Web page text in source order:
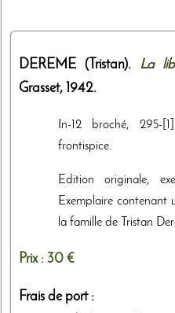
DEREME (Tristan). La
Grasset, 1942.
In-12 broché,
frontispice.
Edition originale,
Exemplaire contenant
la famille de Tristan
Prix : 30 €
Frais de port :